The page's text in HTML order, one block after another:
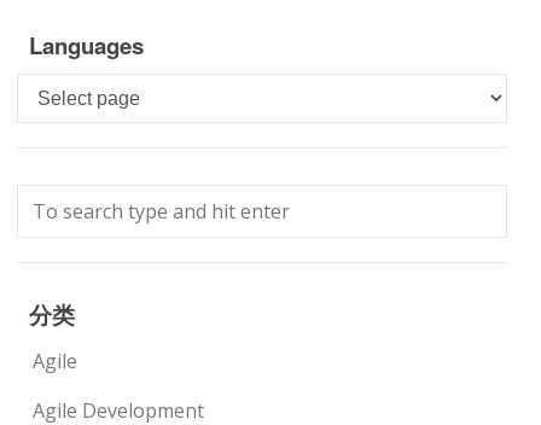
Languages
Languages
分类
Agile
Agile Development